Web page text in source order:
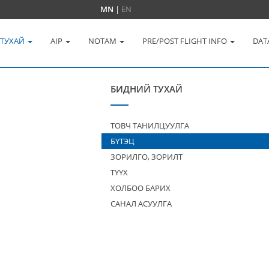
MN | EN
AIP NOTAM PRE/POST FLIGHT INFO
БИДНИЙ ТУХАЙ
ТОВЧ ТАНИЛЦУУЛГА
БҮТЭЦ
ЗОРИЛГО, ЗОРИЛТ
ТҮҮХ
ХОЛБОО БАРИХ
САНАЛ АСУУЛГА